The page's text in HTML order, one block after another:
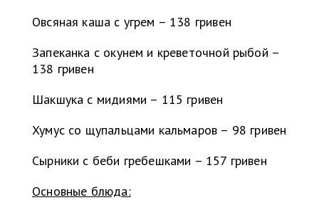
Овсяная каша с угрем – 138 гривен
Запеканка с окунем и креветочной рыбой –
138 гривен
Шакшука с мидиями – 115 гривен
Хумус со щупальцами кальмаров – 98 гривен
Сырники с беби гребешками – 157 гривен
Основные блюда: